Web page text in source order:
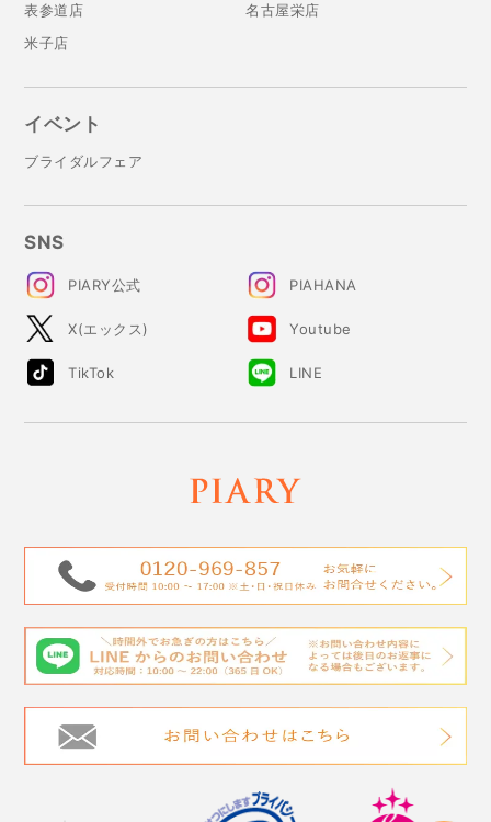
表参道店
名古屋栄店
米子店
イベント
ブライダルフェア
SNS
PIARY公式 PIAHANA
X(エックス) Youtube
TikTok LINE